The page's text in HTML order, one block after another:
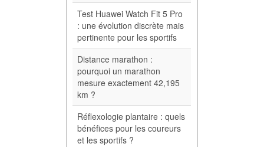
Test Huawei Watch Fit 5 Pro
: une évolution discrète mais
pertinente pour les sportifs
Distance marathon :
pourquoi un marathon
mesure exactement 42,195
km ?
Réflexologie plantaire : quels
bénéfices pour les coureurs
et les sportifs ?